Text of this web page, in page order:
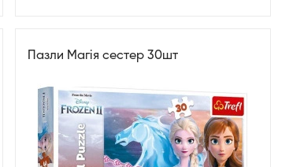
Пазли Магія сестер 30шт